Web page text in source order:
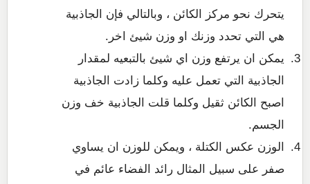
يتحرك نحو مركز الكائن ، وبالتالي فإن الجاذبية
هي التي تحدد وزنك او وزن شيئ اخر.
يمكن ان يرتفع وزن اي شيئ بالتبعيه لمقدار
الجاذبية التي تعمل عليه وكلما زادت الجاذبية
اصبح الكائن ثقيل وكلما قلت الجاذبية خف وزن
الجسم.
الوزن عكس الكتلة ، ويمكن للوزن ان يساوي
صفر على سبيل المثال رائد الفضاء عائم في